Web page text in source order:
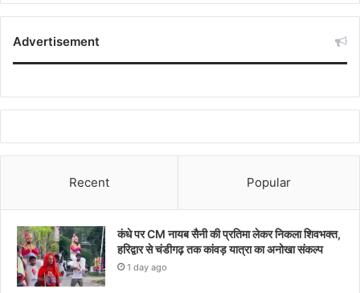
Advertisement
Recent Popular
कंधे पर CM नायब सैनी की प्रतिमा लेकर निकला शिवभक्त,
हरिद्वार से चंडीगढ़ तक कांवड़ यात्रा का अनोखा संकल्प
1 day ago